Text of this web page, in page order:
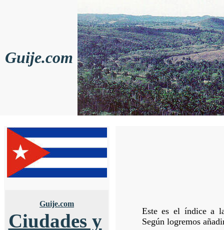
Guije.com
Guije.com
Ciudades y
Este es el índice a
Según logremos